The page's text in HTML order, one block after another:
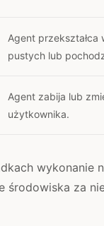
Agent
pustych lub
Agent zabija lub
użytkownika.
wykonanie
środowiska za